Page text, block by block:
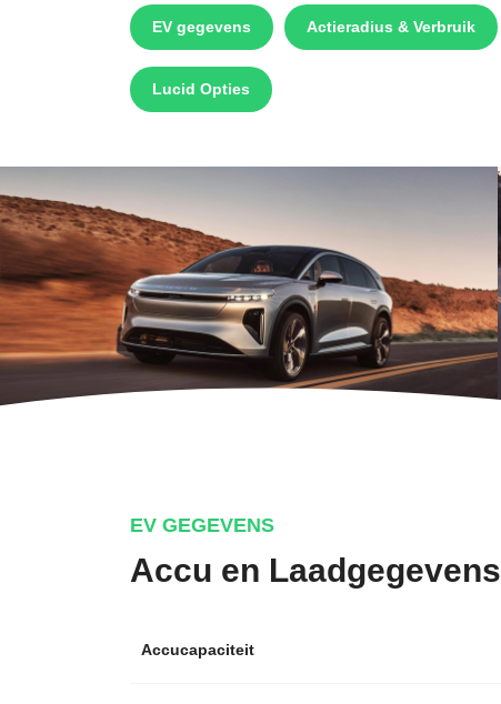
EV gegevens Actieradius & Verbruik
Lucid Opties
EV GEGEVENS
Accu en Laadgegevens
Accucapaciteit